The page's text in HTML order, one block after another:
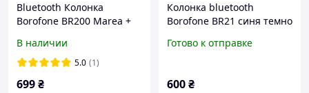
Bluetooth Колонка
Borofone BR200 Marea +
держатель
В наличии
5.0 (1)
699₴
Колонка bluetooth
Borofone BR21 синя темно
Готово к отправке
600₴